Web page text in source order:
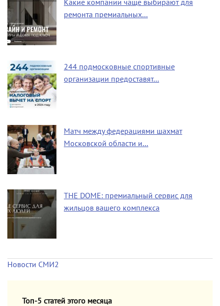
Какие компании чаще выбирают для
ремонта премиальных…
244 подмосковные спортивные
организации предоставят…
Матч между федерациями шахмат
Московской области и…
THE DOME: премиальный сервис для
жильцов вашего комплекса
Новости СМИ2
Топ-5 статей этого месяца